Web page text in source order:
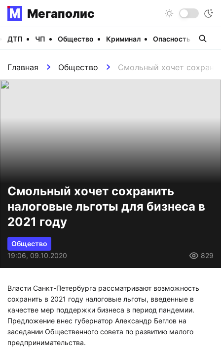
Мегаполис
ДТП ЧП Общество Криминал Опасность
Главная Общество Смольный хочет
Смольный хочет сохранить
налоговые льготы для бизнеса в
2021 году
Общество
19:06, 09.10.2020
829
Власти Санкт-Петербурга рассматривают возможность
сохранить в 2021 году налоговые льготы, введенные в
качестве мер поддержки бизнеса в период пандемии.
Предложение внес губернатор Александр Беглов на
заседании Общественного совета по развитию малого
предпринимательства.